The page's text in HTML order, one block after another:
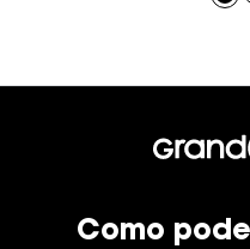
Como